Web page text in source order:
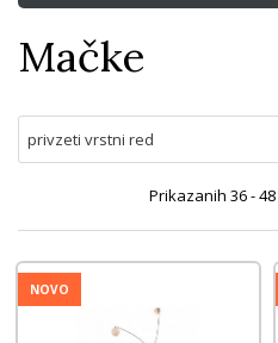
Mačke
Prikazanih 36 - 48
NOVO